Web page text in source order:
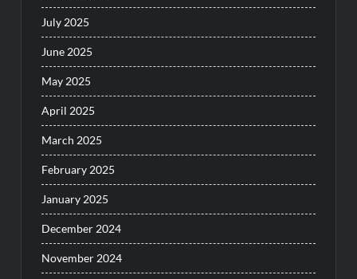
July 2025
June 2025
May 2025
April 2025
March 2025
February 2025
January 2025
December 2024
November 2024